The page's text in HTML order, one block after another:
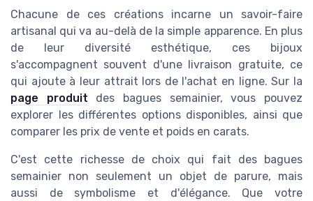
Chacune de ces créations incarne un savoir-faire
artisanal qui va au-delà de la simple apparence. En plus
de leur diversité esthétique, ces bijoux
s'accompagnent souvent d'une livraison gratuite, ce
qui ajoute à leur attrait lors de l'achat en ligne. Sur la
page produit des bagues semainier, vous pouvez
explorer les différentes options disponibles, ainsi que
comparer les prix de vente et poids en carats.
C'est cette richesse de choix qui fait des bagues
semainier non seulement un objet de parure, mais
aussi de symbolisme et d'élégance. Que votre